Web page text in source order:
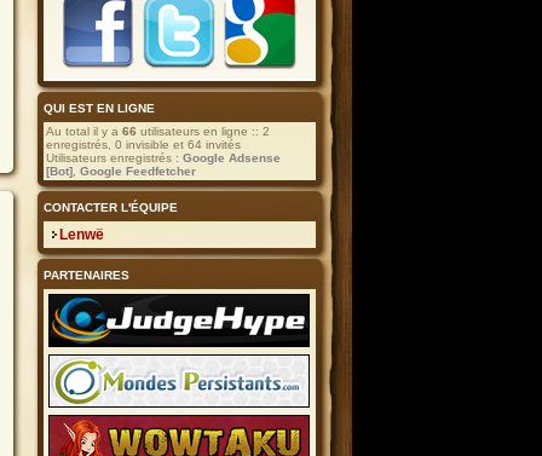
QUI EST EN LIGNE
Au total il y a 66 utilisateurs en ligne :: 2
enregistrés, 0 invisible et 64 invités
Utilisateurs enregistrés : Google Adsense
[Bot], Google Feedfetcher
CONTACTER L'ÉQUIPE
Lenwë
PARTENAIRES